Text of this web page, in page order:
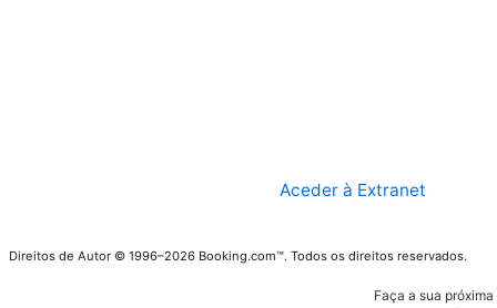
Aceder à Extranet
Direitos de Autor © 1996–2026 Booking.com™. Todos os direitos reservados.
Faça a sua